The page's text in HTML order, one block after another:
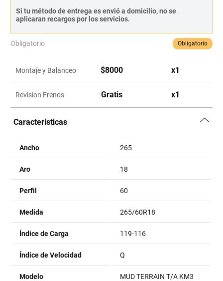
Si tu método de entrega es envió a domicilio, no se
aplicaran recargos por los servicios.
Obligatorio Obligatorio
Montaje y Balanceo $8000 x1
Revision Frenos Gratis x1
Caracteristicas
Ancho 265
Aro 18
Perfil 60
Medida 265/60R18
Índice de Carga 119-116
Índice de Velocidad Q
Modelo MUD TERRAIN T/A KM3